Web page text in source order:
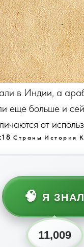
в Индии, а
еще больше и
от
Страны История
🧠 Я ЗНАЛ
11,009